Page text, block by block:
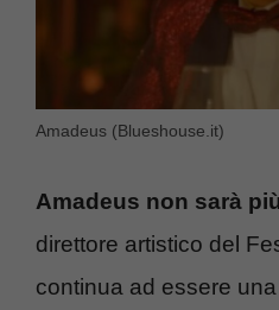
Amadeus (Blueshouse.it)
Amadeus non sarà
direttore artistico del
continua ad essere